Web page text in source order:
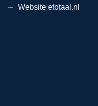
Website etotaal.nl